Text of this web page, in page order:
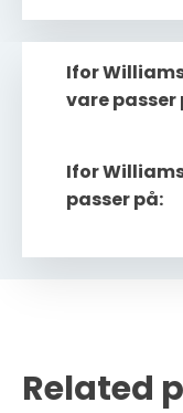
Ifor
passer på:
Ifor
vare passer
Related